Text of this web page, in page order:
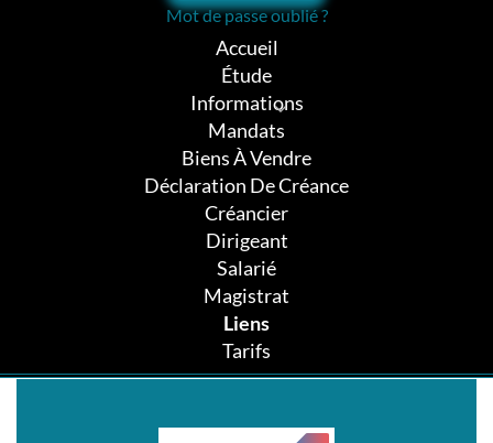
Mot de passe oublié ?
Accueil
Étude
Informations
Mandats
Biens À Vendre
Déclaration De Créance
Créancier
Dirigeant
Salarié
Magistrat
Liens
Tarifs